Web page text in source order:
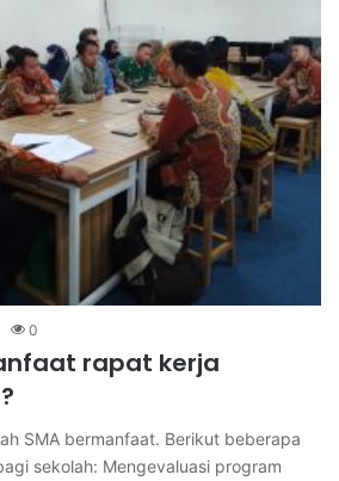
0
rapat kerja
SMA bermanfaat. Berikut beberapa
sekolah: Mengevaluasi program